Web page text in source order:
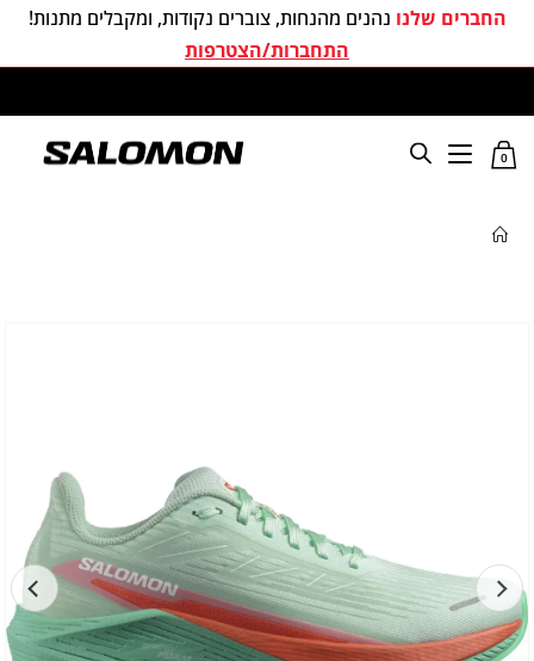
החברים שלנו נהנים מהנחות, צוברים נקודות, ומקבלים מתנות!
התחברות/הצטרפות
0